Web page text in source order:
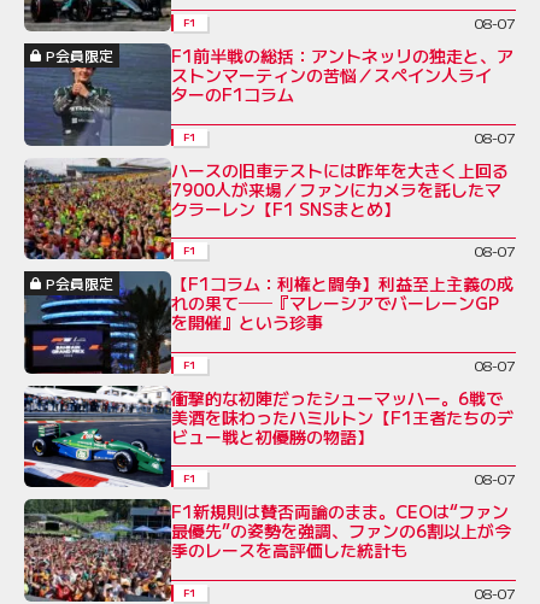
F1
08-07
P会員限定
F1前半戦の総括：アントネッリの独走と、ア
ストンマーティンの苦悩／スペイン人ライ
ターのF1コラム
F1 08-07
ハースの旧車テストには昨年を大きく上回る
7900人が来場／ファンにカメラを託したマ
クラーレン【F1 SNSまとめ】
F1
08-07
P会員限定
【F1コラム：利権と闘争】利益至上主義の成
れの果て──『マレーシアでバーレーンGP
を開催』という珍事
F1 08-07
衝撃的な初陣だったシューマッハー。6戦で
美酒を味わったハミルトン【F1王者たちのデ
ビュー戦と初優勝の物語】
F1 08-07
F1新規則は賛否両論のまま。CEOは“ファン
最優先”の姿勢を強調、ファンの6割以上が今
季のレースを高評価した統計も
F1 08-07